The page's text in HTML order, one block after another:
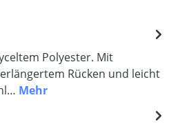
Polyester. Mit
Rücken und leicht
Mehr